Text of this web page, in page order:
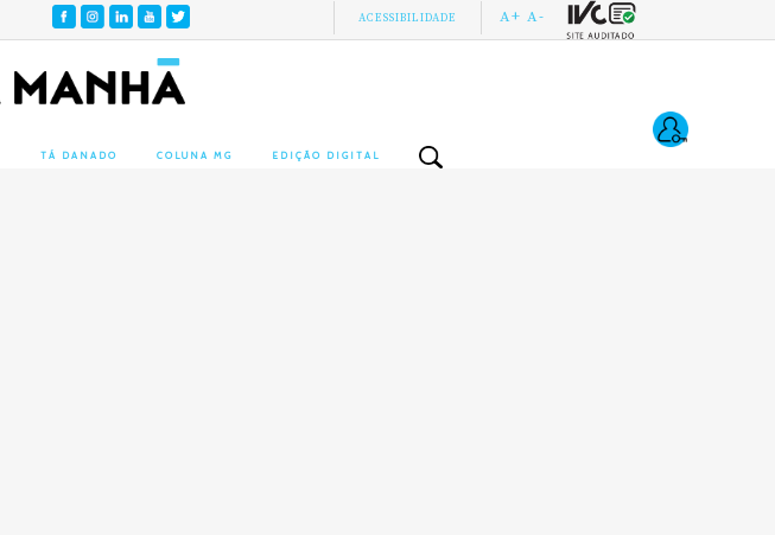
ACESSIBILIDADE A+ A-
TÁ DANADO COLUNA MG EDIÇÃO DIGITAL